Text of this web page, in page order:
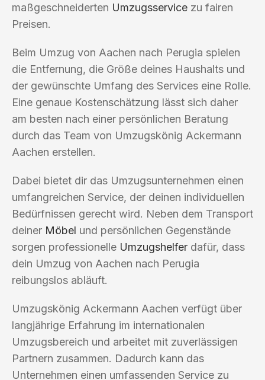
maßgeschneiderten Umzugsservice zu fairen
Preisen.
Beim Umzug von Aachen nach Perugia spielen
die Entfernung, die Größe deines Haushalts und
der gewünschte Umfang des Services eine Rolle.
Eine genaue Kostenschätzung lässt sich daher
am besten nach einer persönlichen Beratung
durch das Team von Umzugskönig Ackermann
Aachen erstellen.
Dabei bietet dir das Umzugsunternehmen einen
umfangreichen Service, der deinen individuellen
Bedürfnissen gerecht wird. Neben dem Transport
deiner Möbel und persönlichen Gegenstände
sorgen professionelle Umzugshelfer dafür, dass
dein Umzug von Aachen nach Perugia
reibungslos abläuft.
Umzugskönig Ackermann Aachen verfügt über
langjährige Erfahrung im internationalen
Umzugsbereich und arbeitet mit zuverlässigen
Partnern zusammen. Dadurch kann das
Unternehmen einen umfassenden Service zu